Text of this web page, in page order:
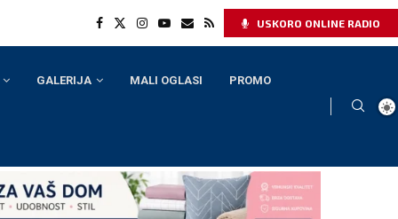
USKORO ONLINE RADIO
GALERIJA MALI OGLASI PROMO